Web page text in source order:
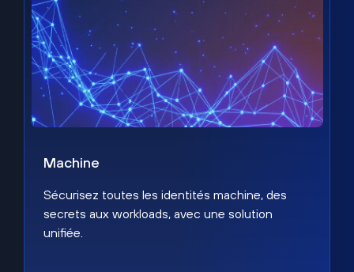
Machine
Sécurisez toutes les identités machine, des
secrets aux workloads, avec une solution
unifiée.